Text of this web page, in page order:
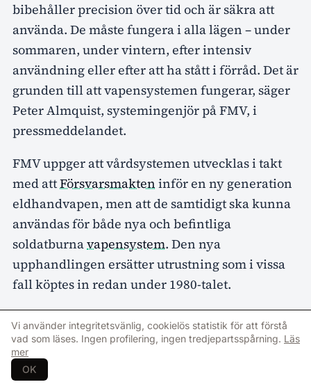
bibehåller precision över tid och är säkra att
använda. De måste fungera i alla lägen – under
sommaren, under vintern, efter intensiv
användning eller efter att ha stått i förråd. Det är
grunden till att vapensystemen fungerar, säger
Peter Almquist, systemingenjör på FMV, i
pressmeddelandet.
FMV uppger att vårdsystemen utvecklas i takt
med attFörsvarsmakten inför en ny generation
eldhandvapen, men att de samtidigt ska kunna
användas för både nya och befintliga
soldatburnavapensystem. Den nya
upphandlingen ersätter utrustning som i vissa
fall köptes in redan under 1980-talet.
– Tidigare har vi använt äldre utrustning. Nu får
vi moderna borstar och rengöringsverktyg som
fungerar bättre, håller längre och rengör bättre.
De senaste årens arbete med nya eldhandvapen
Vi använder integritetsvänlig, cookielös statistik för att förstå
vad som läses. Ingen profilering, ingen tredjepartsspårning. Läs
mer
OK